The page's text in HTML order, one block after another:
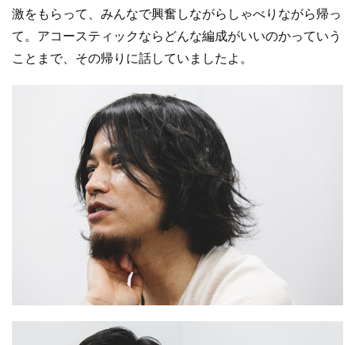
激をもらって、みんなで興奮しながらしゃべりながら帰っ
て。アコースティックならどんな編成がいいのかっていう
ことまで、その帰りに話していましたよ。